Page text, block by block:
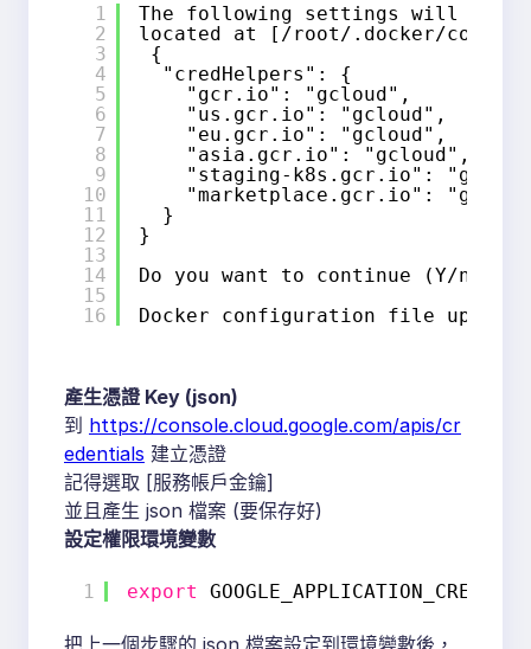
1
2
3
4
5
6
7
8
9
10
11
12
13
14
15
16
The following settings will be
located at [/root/.docker/
{
"credHelpers": {
"gcr.io": "gcloud",
"us.gcr.io": "gcloud",
"eu.gcr.io": "gcloud",
"asia.gcr.io": "gcloud",
"staging-k8s.gcr.io":
"marketplace.gcr.io":
}
}
Do you want to continue (Y/n)?  y
Docker configuration file
產生憑證 Key (json)
到 https://console.cloud.google.com/apis/cr
edentials 建立憑證
記得選取 [服務帳戶金鑰]
並且產生 json 檔案 (要保存好)
設定權限環境變數
1 export
把上一個步驟的 json 檔案設定到環境變數後，